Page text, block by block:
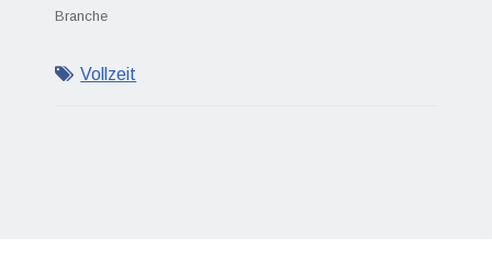
Branche
Vollzeit